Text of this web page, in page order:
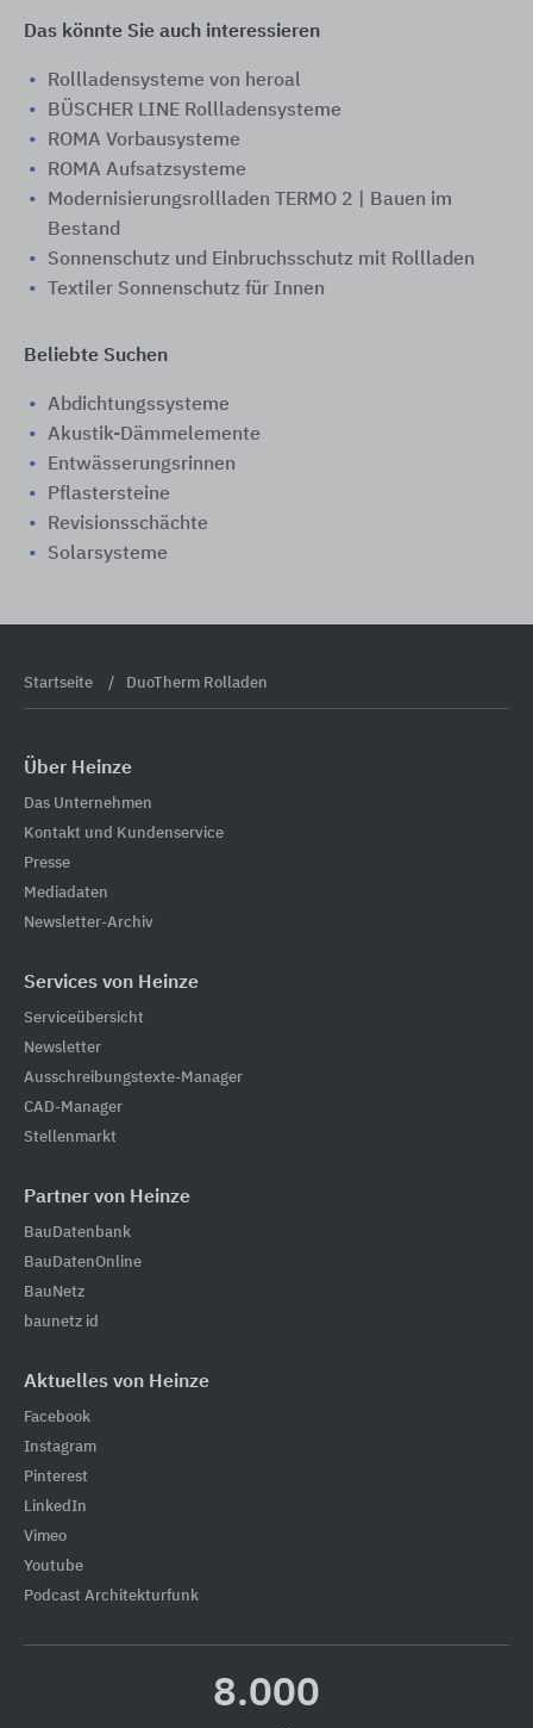
Das könnte Sie auch interessieren
Rollladensysteme von heroal
BÜSCHER LINE Rollladensysteme
ROMA Vorbausysteme
ROMA Aufsatzsysteme
Modernisierungsrollladen TERMO 2 | Bauen im
Bestand
Sonnenschutz und Einbruchsschutz mit Rollladen
Textiler Sonnenschutz für Innen
Beliebte Suchen
Abdichtungssysteme
Akustik-Dämmelemente
Entwässerungsrinnen
Pflastersteine
Revisionsschächte
Solarsysteme
Startseite DuoTherm Rolladen
Über Heinze
Das Unternehmen
Kontakt und Kundenservice
Presse
Mediadaten
Newsletter-Archiv
Services von Heinze
Serviceübersicht
Newsletter
Ausschreibungstexte-Manager
CAD-Manager
Stellenmarkt
Partner von Heinze
BauDatenbank
BauDatenOnline
BauNetz
baunetz id
Aktuelles von Heinze
Facebook
Instagram
Pinterest
LinkedIn
Vimeo
Youtube
Podcast Architekturfunk
8.000